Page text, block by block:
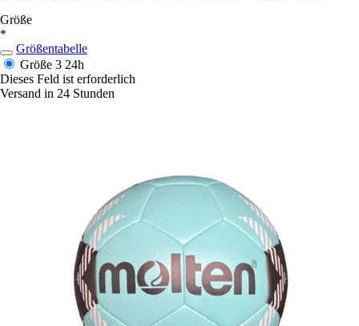
Größe
*
Größentabelle
Größe 3 24h
Dieses Feld ist erforderlich
Versand in 24 Stunden